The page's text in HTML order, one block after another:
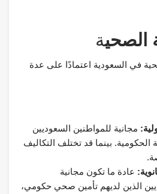
الصحية
في السعودية اعتمادًا على عدة
مجانية للمواطنين السعوديين
الحكومية. بينما قد تختلف التكاليف
عادة ما تكون مجانية
الذين لديهم تأمين صحي حكومي،